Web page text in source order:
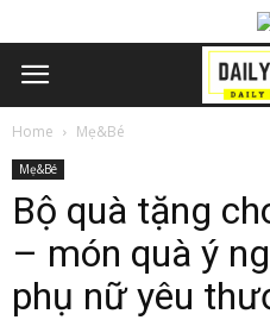
Home Mẹ&Bé
Mẹ&Bé
Bộ quà tặng
– món quà ý
phụ nữ yêu